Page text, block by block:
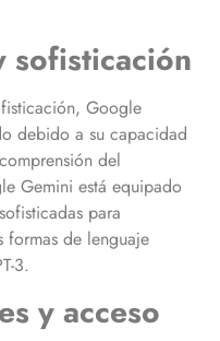
sofisticación
Google
debido a su capacidad
del
Gemini está equipado
para
formas de lenguaje
3.
y acceso